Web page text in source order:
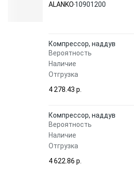
ALANKO 10901200
Компрессор, наддув
Вероятность
Наличие
Отгрузка
4 278.43 p.
Компрессор, наддув
Вероятность
Наличие
Отгрузка
4 622.86 p.